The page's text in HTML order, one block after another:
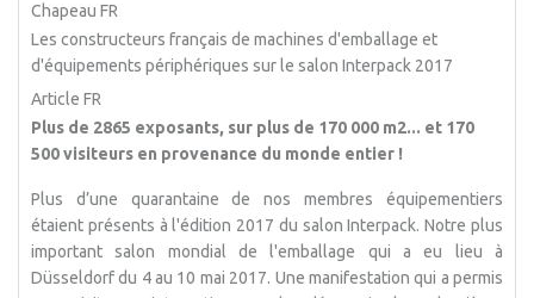
Chapeau FR
Les constructeurs français de machines d'emballage et
d'équipements périphériques sur le salon Interpack 2017
Article FR
Plus de 2865 exposants, sur plus de 170 000 m2... et 170
500 visiteurs en provenance du monde entier !
Plus d’une quarantaine de nos membres équipementiers
étaient présents à l'édition 2017 du salon Interpack. Notre plus
important salon mondial de l'emballage qui a eu lieu à
Düsseldorf du 4 au 10 mai 2017. Une manifestation qui a permis